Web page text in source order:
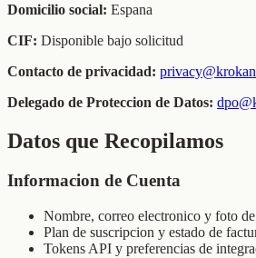
Domicilio social: Espana
CIF: Disponible bajo solicitud
Contacto de privacidad:
Delegado de Proteccion de Datos:
Datos que Recopilamos
Informacion de Cuenta
Nombre, correo electronico y foto
Plan de suscripcion y estado de
Tokens API y preferencias de